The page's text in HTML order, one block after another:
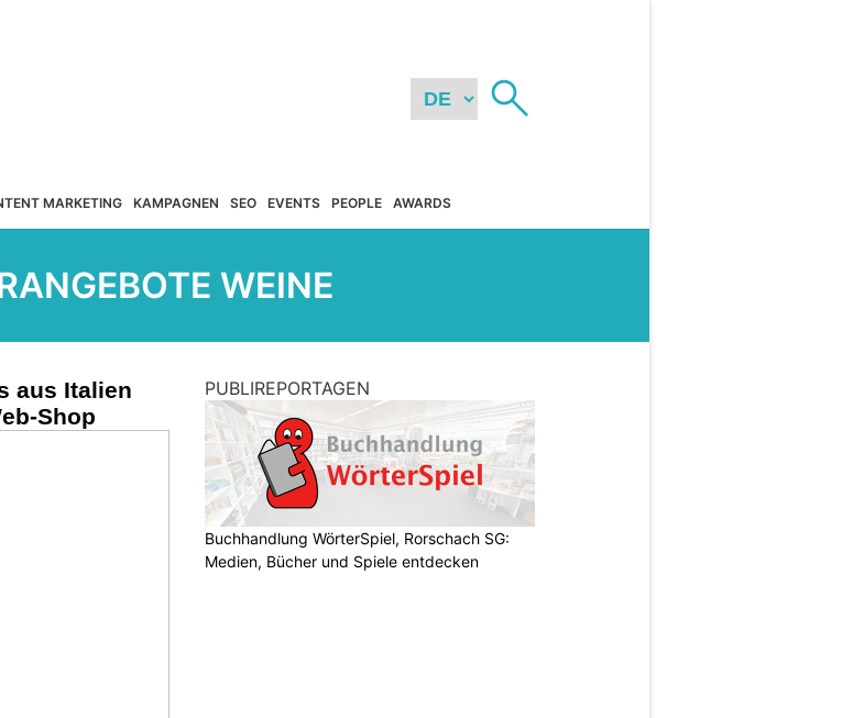
MARKETING KAMPAGNEN SEO EVENTS PEOPLE AWARDS
WEINE
aus Italien
Shop
PUBLIREPORTAGEN
Buchhandlung WörterSpiel, Rorschach SG:
Medien, Bücher und Spiele entdecken